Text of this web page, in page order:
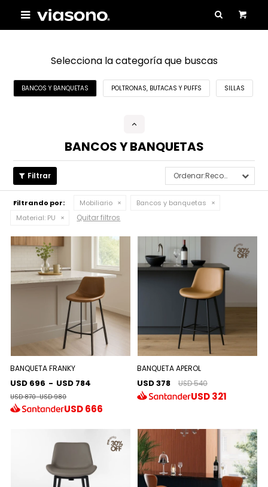

Selecciona la categoría que buscas
BANCOS Y BANQUETAS POLTRONAS, BUTACAS Y PUFFS SILLAS
BANCOS Y BANQUETAS
Recomendados
Filtrando por: Mobiliario
Bancos y banquetas
Material: PU Quitar filtros
BANQUETA FRANKY
USD 696 - USD 784
USD 870-USD 980
USD666
BANQUETA APEROL
USD 378 USD 540
USD321